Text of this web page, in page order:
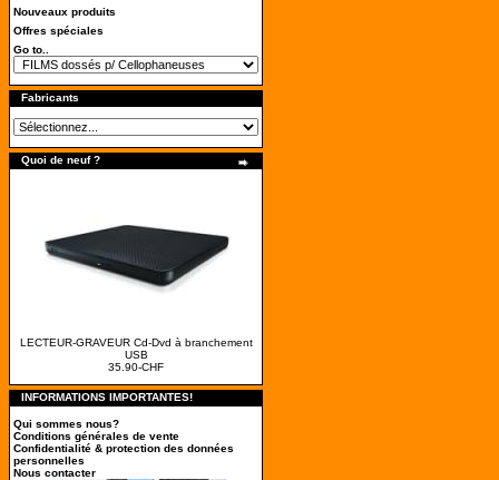
Nouveaux produits
Offres spéciales
Go to..
Fabricants
Quoi de neuf ?
LECTEUR-GRAVEUR Cd-Dvd à branchement
USB
35.90-CHF
INFORMATIONS IMPORTANTES!
Qui sommes nous?
Conditions générales de vente
Confidentialité & protection des données
personnelles
Nous contacter